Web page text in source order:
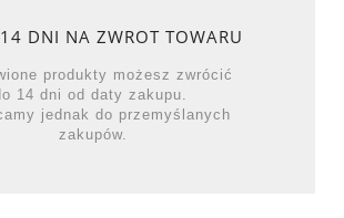
DNI NA ZWROT TOWARU
produkty możesz zwrócić
14 dni od daty zakupu.
jednak do przemyślanych
zakupów.